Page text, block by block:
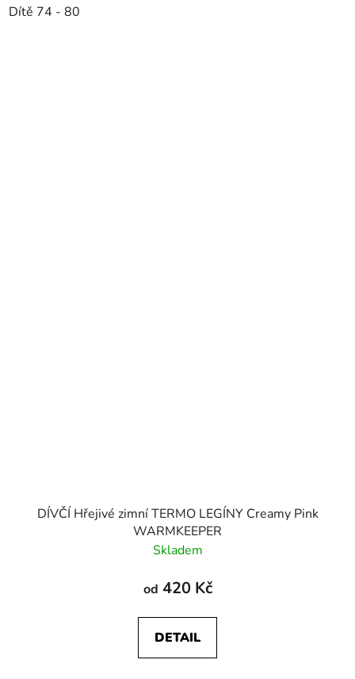
Dítě 74 - 80
DÍVČÍ Hřejivé zimní TERMO LEGÍNY Creamy Pink
WARMKEEPER
Skladem
od 420 Kč
DETAIL